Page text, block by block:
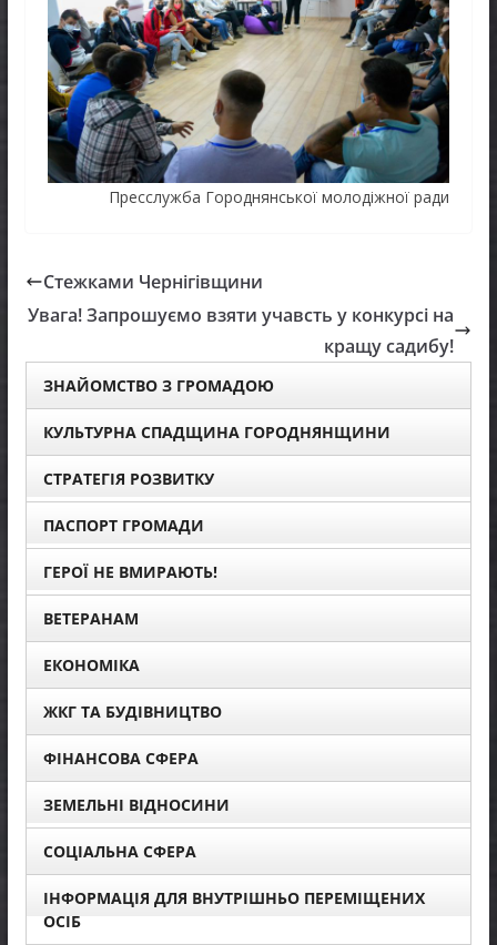
Пресслужба Городнянської молодіжної ради
Стежками Чернігівщини
Увага! Запрошуємо взяти учавсть у конкурсі на
кращу садибу!
ЗНАЙОМСТВО З ГРОМАДОЮ
КУЛЬТУРНА СПАДЩИНА ГОРОДНЯНЩИНИ
СТРАТЕГІЯ РОЗВИТКУ
ПАСПОРТ ГРОМАДИ
ГЕРОЇ НЕ ВМИРАЮТЬ!
ВЕТЕРАНАМ
ЕКОНОМІКА
ЖКГ ТА БУДІВНИЦТВО
ФІНАНСОВА СФЕРА
ЗЕМЕЛЬНІ ВІДНОСИНИ
СОЦІАЛЬНА СФЕРА
ІНФОРМАЦІЯ ДЛЯ ВНУТРІШНЬО ПЕРЕМІЩЕНИХ
ОСІБ